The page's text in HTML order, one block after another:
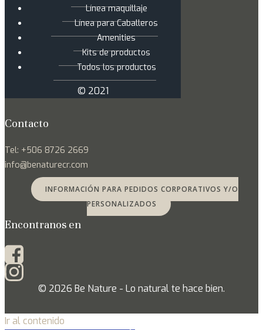
Línea maquillaje
Línea para Caballeros
Amenities
Kits de productos
Todos los productos
© 2021
Contacto
Tel: +506 8726 2669
info@benaturecr.com
INFORMACIÓN PARA PEDIDOS CORPORATIVOS Y/O
PERSONALIZADOS
Encontranos en
© 2026 Be Nature - Lo natural te hace bien.
Ir al contenido